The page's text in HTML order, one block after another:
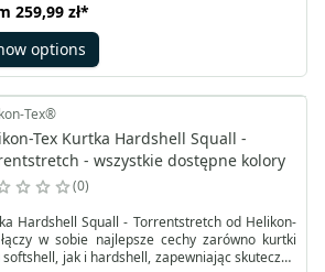
funkcjonowaniu. Kurtka Gunfighter
zewnętrzną warstwę z podszewką z
polaru. Kurtka Gunfighter skutecznie chroni
wiatrem i niedużym deszczem, zachowując
259,99 zł*
options
Tex®
Tex Kurtka Hardshell Squall -
- wszystkie dostępne kolory
0
Hardshell Squall - Torrentstretch od Helikon-
w sobie najlepsze cechy zarówno kurtki
jak i hardshell, zapewniając skuteczną